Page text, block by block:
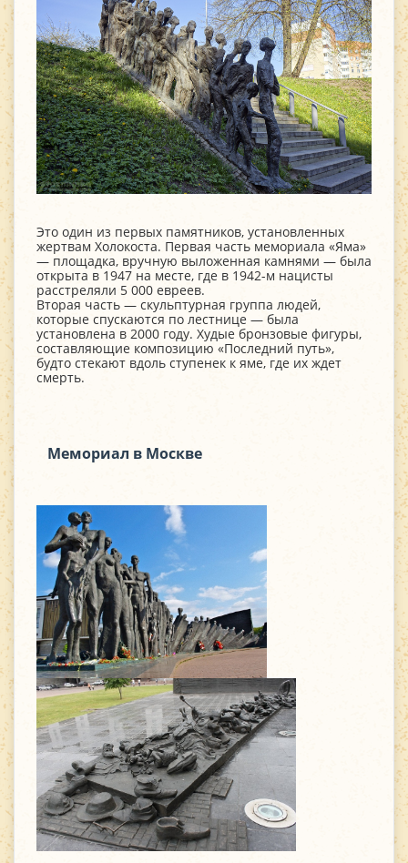
Это один из первых памятников, установленных
жертвам Холокоста. Первая часть мемориала «Яма»
— площадка, вручную выложенная камнями — была
открыта в 1947 на месте, где в 1942-м нацисты
расстреляли 5 000 евреев.
Вторая часть — скульптурная группа людей,
которые спускаются по лестнице — была
установлена в 2000 году. Худые бронзовые фигуры,
составляющие композицию «Последний путь»,
будто стекают вдоль ступенек к яме, где их ждет
смерть.
Мемориал в Москве